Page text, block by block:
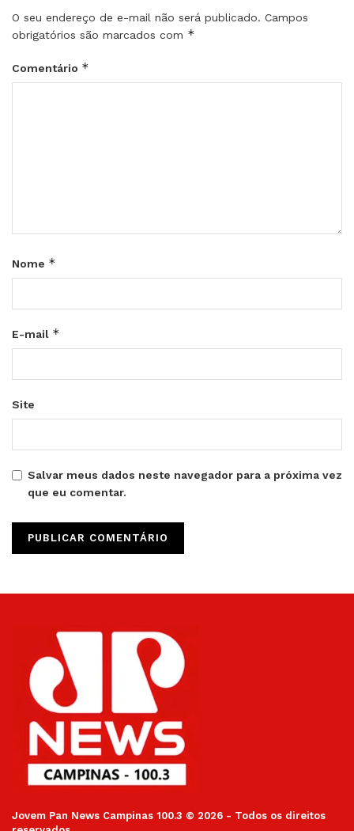
O seu endereço de e-mail não será publicado. Campos
obrigatórios são marcados com *
Comentário *
Nome *
E-mail *
Site
Salvar meus dados neste navegador para a próxima vez
que eu comentar.
Jovem Pan News Campinas 100.3 © 2026 - Todos os direitos